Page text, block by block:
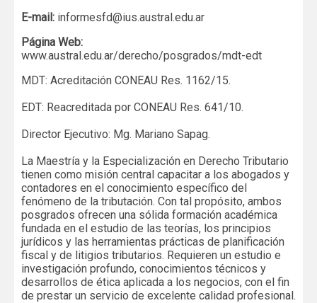
E-mail: informesfd@ius.austral.edu.ar
Página Web:
www.austral.edu.ar/derecho/posgrados/mdt-edt
MDT: Acreditación CONEAU Res. 1162/15.
EDT: Reacreditada por CONEAU Res. 641/10.
Director Ejecutivo: Mg. Mariano Sapag.
La Maestría y la Especialización en Derecho Tributario
tienen como misión central capacitar a los abogados y
contadores en el conocimiento específico del
fenómeno de la tributación. Con tal propósito, ambos
posgrados ofrecen una sólida formación académica
fundada en el estudio de las teorías, los principios
jurídicos y las herramientas prácticas de planificación
fiscal y de litigios tributarios. Requieren un estudio e
investigación profundo, conocimientos técnicos y
desarrollos de ética aplicada a los negocios, con el fin
de prestar un servicio de excelente calidad profesional.